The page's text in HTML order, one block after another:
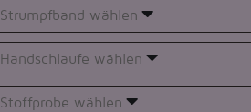
Strumpfband wählen
Handschlaufe wählen
Stoffprobe wählen